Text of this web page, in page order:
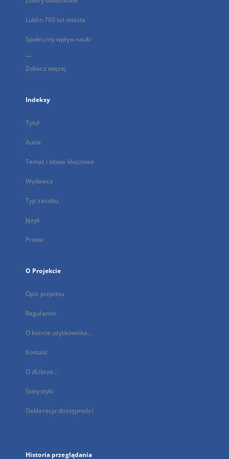
Lublin 700 lat miasta
Społeczny wpływ nauki
...
Zobacz więcej
Indeksy
Tytuł
Autor
Temat i słowa kluczowe
Wydawca
Typ zasobu
Język
Prawa
O Projekcie
Opis projektu
Regulamin
O koncie użytkownika...
Kontakt
O dLibrze...
Statystyki
Deklaracja dostępności
Historia przeglądania